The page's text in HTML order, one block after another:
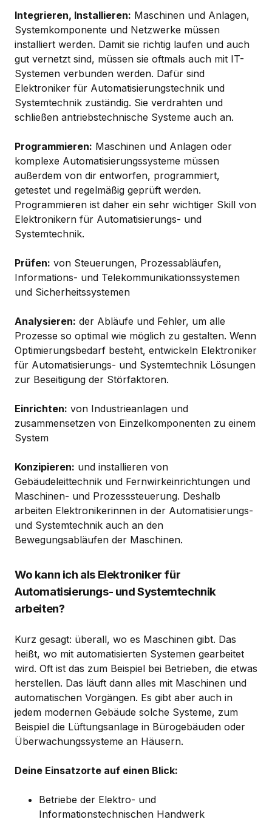
Integrieren, Installieren: Maschinen und Anlagen,
Systemkomponente und Netzwerke müssen
installiert werden. Damit sie richtig laufen und auch
gut vernetzt sind, müssen sie oftmals auch mit IT-
Systemen verbunden werden. Dafür sind
Elektroniker für Automatisierungstechnik und
Systemtechnik zuständig. Sie verdrahten und
schließen antriebstechnische Systeme auch an.
Programmieren: Maschinen und Anlagen oder
komplexe Automatisierungssysteme müssen
außerdem von dir entworfen, programmiert,
getestet und regelmäßig geprüft werden.
Programmieren ist daher ein sehr wichtiger Skill von
Elektronikern für Automatisierungs- und
Systemtechnik.
Prüfen: von Steuerungen, Prozessabläufen,
Informations- und Telekommunikationssystemen
und Sicherheitssystemen
Analysieren: der Abläufe und Fehler, um alle
Prozesse so optimal wie möglich zu gestalten. Wenn
Optimierungsbedarf besteht, entwickeln Elektroniker
für Automatisierungs- und Systemtechnik Lösungen
zur Beseitigung der Störfaktoren.
Einrichten: von Industrieanlagen und
zusammensetzen von Einzelkomponenten zu einem
System
Konzipieren: und installieren von
Gebäudeleittechnik und Fernwirkeinrichtungen und
Maschinen- und Prozesssteuerung. Deshalb
arbeiten Elektronikerinnen in der Automatisierungs-
und Systemtechnik auch an den
Bewegungsabläufen der Maschinen.
Wo kann ich als Elektroniker für
Automatisierungs- und Systemtechnik
arbeiten?
Kurz gesagt: überall, wo es Maschinen gibt. Das
heißt, wo mit automatisierten Systemen gearbeitet
wird. Oft ist das zum Beispiel bei Betrieben, die etwas
herstellen. Das läuft dann alles mit Maschinen und
automatischen Vorgängen. Es gibt aber auch in
jedem modernen Gebäude solche Systeme, zum
Beispiel die Lüftungsanlage in Bürogebäuden oder
Überwachungssysteme an Häusern.
Deine Einsatzorte auf einen Blick:
Betriebe der Elektro- und
Informationstechnischen Handwerk